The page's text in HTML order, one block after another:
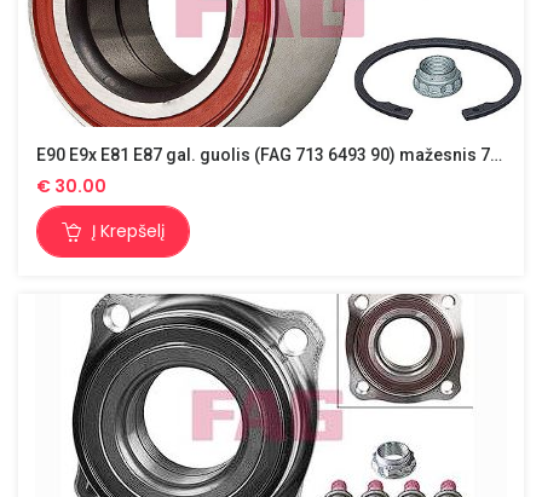
E90 E9x E81 E87 gal. guolis (FAG 713 6493 90) mažesnis 75mm
€ 30.00
Į Krepšelį